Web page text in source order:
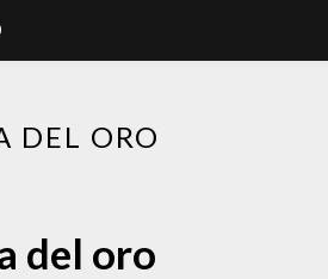
DEL ORO
del oro